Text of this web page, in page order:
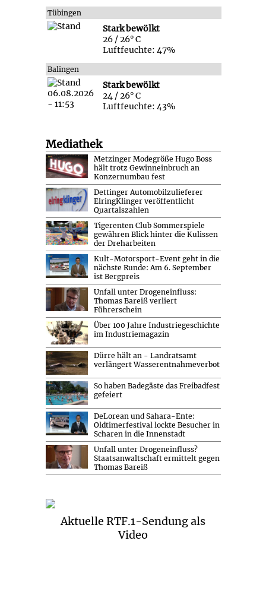
Tübingen
Stark bewölkt
26 / 26° C
Luftfeuchte: 47%
Balingen
Stark bewölkt
24 / 26° C
Luftfeuchte: 43%
Mediathek
Metzinger Modegröße Hugo Boss
hält trotz Gewinneinbruch an
Konzernumbau fest
Dettinger Automobilzulieferer
ElringKlinger veröffentlicht
Quartalszahlen
Tigerenten Club Sommerspiele
gewähren Blick hinter die Kulissen
der Dreharbeiten
Kult-Motorsport-Event geht in die
nächste Runde: Am 6. September
ist Bergpreis
Unfall unter Drogeneinfluss:
Thomas Bareiß verliert
Führerschein
Über 100 Jahre Industriegeschichte
im Industriemagazin
Dürre hält an - Landratsamt
verlängert Wasserentnahmeverbot
So haben Badegäste das Freibadfest
gefeiert
DeLorean und Sahara-Ente:
Oldtimerfestival lockte Besucher in
Scharen in die Innenstadt
Unfall unter Drogeneinfluss?
Staatsanwaltschaft ermittelt gegen
Thomas Bareiß
Aktuelle RTF.1-Sendung als
Video